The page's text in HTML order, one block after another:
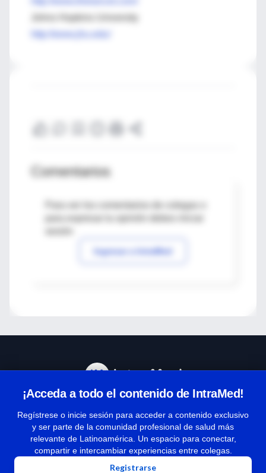
Comentarios
Para ver los comentarios de colegas o
Ingresar a IntraMed
¡Acceda a todo el contenido de IntraMed!
Regístrese o inicie sesión para acceder a contenido exclusivo
y ser parte de la comunidad profesional de salud más
relevante de Latinoamérica. Un espacio para conectar,
compartir e intercambiar experiencias entre colegas.
Registrarse
Términos y condiciones
| Políticas de privacidad
| Todos los derechos reservados | Copyright 1997-2026